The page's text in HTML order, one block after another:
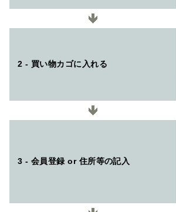
2 - 買い物カゴに入れる
3 - 会員登録 or 住所等の記入